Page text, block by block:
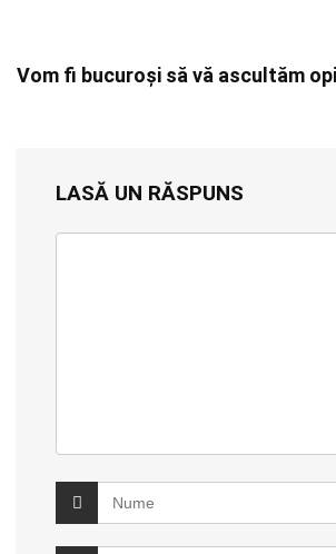
Vom fi bucuroși să vă ascultăm
LASĂ UN RĂSPUNS